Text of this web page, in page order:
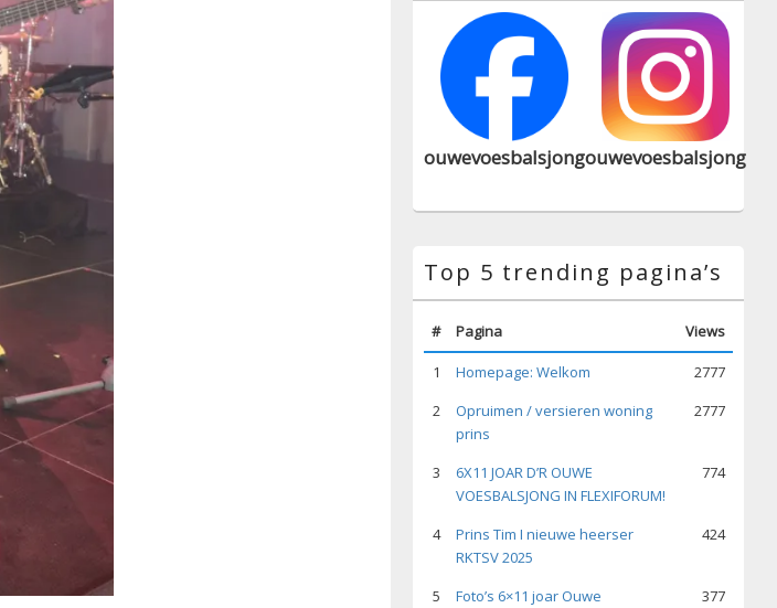
ouwevoesbalsjongouwevoesbalsjong
Top 5 trending pagina’s
# Pagina Views
1 Homepage: Welkom
2777
2
Opruimen / versieren woning
prins
2777
3
6X11 JOAR D’R OUWE
VOESBALSJONG IN FLEXIFORUM!
774
4
Prins Tim I nieuwe heerser
RKTSV 2025
424
5
Foto’s 6×11 joar Ouwe
377